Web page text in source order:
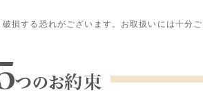
破損する恐れがございます。お取扱いには十分ご